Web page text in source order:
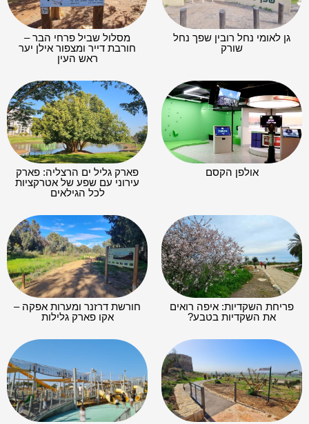
גן לאומי נחל רובין שפך נחל
שורק
מסלול שביל פרחי הבר –
חורבת דייר ומצפור אילן יער
ראש העין
אולפן הקסם
פארק גליל ים הרצליה: פארק
עירוני עם שפע של אטרקציות
לכל הגילאים
פריחת השקדיות: איפה רואים
את השקדיות בטבע?
חורשת דרזנר ומערות אפקה –
אקו פארק גלילות